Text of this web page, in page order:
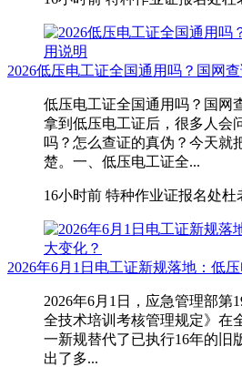
2026低压电工证全国通用吗？国网
低压电工证全国通用吗？国网
拿到低压电工证后，很多人会
吗？怎么查证的真伪？今天就
楚。一、低压电工证全...
16小时前 特种作业证报名处杜
2026年6月1日电工证新规落地：低
2026年6月1日，应急管理部第
全技术培训考核管理规定》在
一新规替代了已执行16年的旧
出了多...